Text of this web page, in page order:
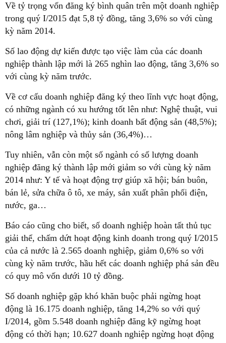
Về tỷ trọng vốn đăng ký bình quân trên một doanh nghiệp
trong quý I/2015 đạt 5,8 tỷ đồng, tăng 3,6% so với cùng
kỳ năm 2014.
Số lao động dự kiến được tạo việc làm của các doanh
nghiệp thành lập mới là 265 nghìn lao động, tăng 3,6% so
với cùng kỳ năm trước.
Về cơ cấu doanh nghiệp đăng ký theo lĩnh vực hoạt động,
có những ngành có xu hướng tốt lên như: Nghệ thuật, vui
chơi, giải trí (127,1%); kinh doanh bất động sản (48,5%);
nông lâm nghiệp và thủy sản (36,4%)…
Tuy nhiên, vẫn còn một số ngành có số lượng doanh
nghiệp đăng ký thành lập mới giảm so với cùng kỳ năm
2014 như: Y tế và hoạt động trợ giúp xã hội; bán buôn,
bán lẻ, sửa chữa ô tô, xe máy, sản xuất phân phối điện,
nước, ga…
Báo cáo cũng cho biết, số doanh nghiệp hoàn tất thủ tục
giải thể, chấm dứt hoạt động kinh doanh trong quý I/2015
của cả nước là 2.565 doanh nghiệp, giảm 0,6% so với
cùng kỳ năm trước, hầu hết các doanh nghiệp phá sản đều
có quy mô vốn dưới 10 tỷ đồng.
Số doanh nghiệp gặp khó khăn buộc phải ngừng hoạt
động là 16.175 doanh nghiệp, tăng 14,2% so với quý
I/2014, gồm 5.548 doanh nghiệp đăng kỹ ngừng hoạt
động có thời hạn; 10.627 doanh nghiệp ngừng hoạt động